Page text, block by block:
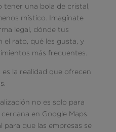
tener una bola de cristal,
místico. Imagínate
legal, dónde tus
el rato, qué les gusta, y
más frecuentes.
la realidad que ofrecen
no es solo para
en Google Maps.
que las empresas se